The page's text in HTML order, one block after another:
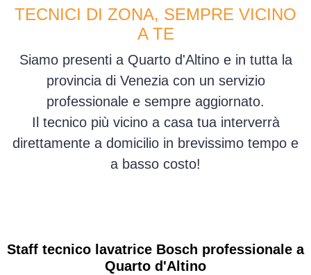
TECNICI DI ZONA, SEMPRE VICINO
A TE
Siamo presenti a Quarto d'Altino e in tutta la
provincia di Venezia con un servizio
professionale e sempre aggiornato.
Il tecnico più vicino a casa tua interverrà
direttamente a domicilio in brevissimo tempo e
a basso costo!
Staff tecnico lavatrice Bosch professionale a
Quarto d'Altino